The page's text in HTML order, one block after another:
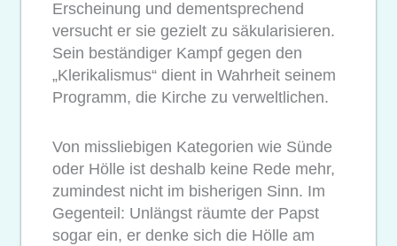
Erscheinung und dementsprechend
versucht er sie gezielt zu säkularisieren.
Sein beständiger Kampf gegen den
„Klerikalismus“ dient in Wahrheit seinem
Programm, die Kirche zu verweltlichen.
Von missliebigen Kategorien wie Sünde
oder Hölle ist deshalb keine Rede mehr,
zumindest nicht im bisherigen Sinn. Im
Gegenteil: Unlängst räumte der Papst
sogar ein, er denke sich die Hölle am